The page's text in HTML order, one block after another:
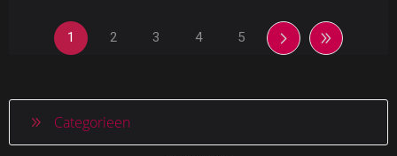
1 2 3 4 5
Categorieen